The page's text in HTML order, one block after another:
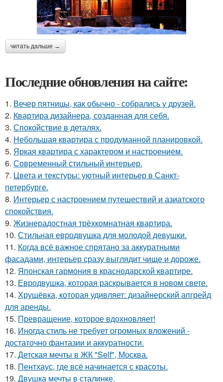
читать дальше →
Последние обновления на сайте:
1. Вечер пятницы, как обычно - собрались у друзей.
2. Квартира дизайнера, созданная для себя.
3. Спокойствие в деталях.
4. Небольшая квартира с продуманной планировкой.
5. Яркая квартира с характером и настроением.
6. Современный стильный интерьер.
7. Цвета и текстуры: уютный интерьер в Санкт-
петербурге.
8. Интерьер с настроением путешествий и азиатского
спокойствия.
9. Жизнерадостная трёхкомнатная квартира.
10. Стильная евродвушка для молодой девушки.
11. Когда всё важное спрятано за аккуратными
фасадами, интерьер сразу выглядит чище и дороже.
12. Японская гармония в краснодарской квартире.
13. Евродвушка, которая раскрывается в новом свете.
14. Хрущёвка, которая удивляет: дизайнерский апгрейд
для аренды.
15. Превращение, которое вдохновляет!
16. Иногда стиль не требует огромных вложений -
достаточно фантазии и аккуратности.
17. Детская мечты в ЖК "Self", Москва.
18. Пентхаус, где всё начинается с красоты.
19. Двушка мечты в сталинке.